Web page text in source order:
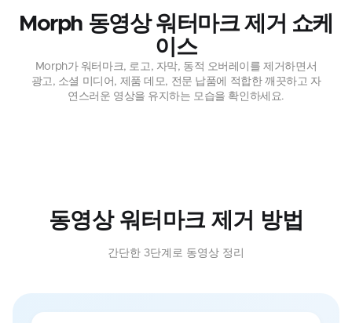
Morph 동영상 워터마크 제거 쇼케
이스
Morph가 워터마크, 로고, 자막, 동적 오버레이를 제거하면서
광고, 소셜 미디어, 제품 데모, 전문 납품에 적합한 깨끗하고 자
연스러운 영상을 유지하는 모습을 확인하세요.
동영상 워터마크 제거 방법
간단한 3단계로 동영상 정리